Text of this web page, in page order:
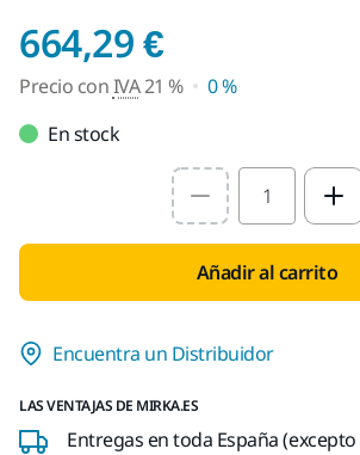
664,29 €Precio con
Precio conIVA21 %
0 %
En stock
Select quantity value
Añadir al carrito
Encuentra un Distribuidor
LAS VENTAJAS DE MIRKA.ES
Entregas en toda España